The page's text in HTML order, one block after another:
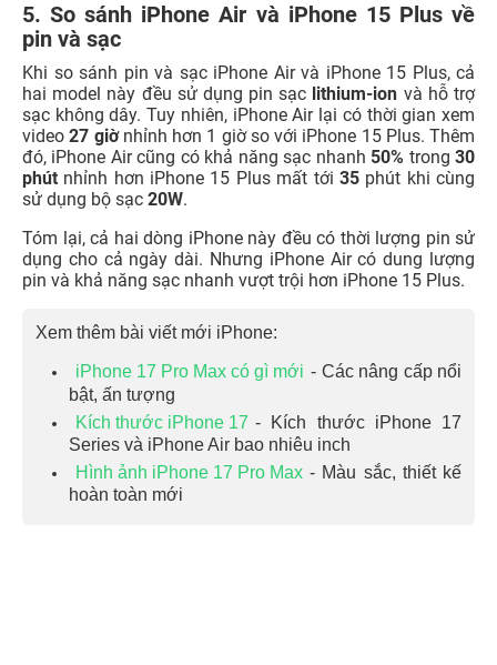
5. So sánh iPhone Air và iPhone 15 Plus về
pin và sạc
Khi so sánh pin và sạc iPhone Air và iPhone 15 Plus, cả
hai model này đều sử dụng pin sạc lithium-ion và hỗ trợ
sạc không dây. Tuy nhiên, iPhone Air lại có thời gian xem
video27 giờnhỉnh hơn 1 giờ so với iPhone 15 Plus. Thêm
đó, iPhone Air cũng có khả năng sạc nhanh 50% trong30
phút nhỉnh hơn iPhone 15 Plus mất tới 35 phút khi cùng
sử dụng bộ sạc 20W.
Tóm lại, cả hai dòng iPhone này đều có thời lượng pin sử
dụng cho cả ngày dài. Nhưng iPhone Air có dung lượng
pin và khả năng sạc nhanh vượt trội hơn iPhone 15 Plus.
Xem thêm bài viết mới iPhone:
iPhone 17 Pro Max có gì mới - Các nâng cấp nổi
bật, ấn tượng
Kích thước iPhone 17 - Kích thước iPhone 17
Series và iPhone Air bao nhiêu inch
Hình ảnh iPhone 17 Pro Max - Màu sắc, thiết kế
hoàn toàn mới